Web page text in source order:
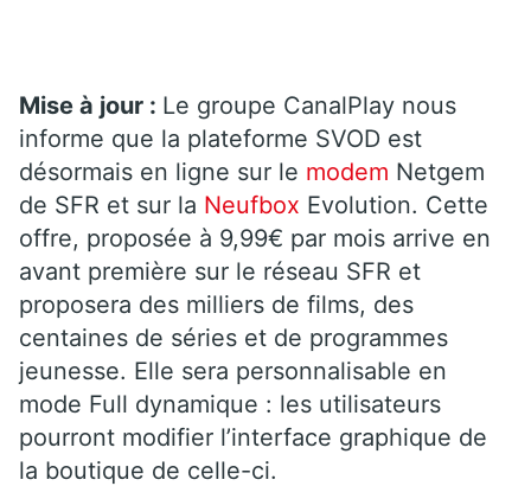
Mise à jour : Le groupe CanalPlay nous
informe que la plateforme SVOD est
désormais en ligne sur le modem Netgem
de SFR et sur la Neufbox Evolution. Cette
offre, proposée à 9,99€ par mois arrive en
avant première sur le réseau SFR et
proposera des milliers de films, des
centaines de séries et de programmes
jeunesse. Elle sera personnalisable en
mode Full dynamique : les utilisateurs
pourront modifier l’interface graphique de
la boutique de celle-ci.